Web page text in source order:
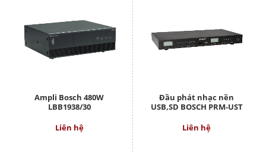
Ampli Bosch 480W
LBB1938/30
Liên hệ
Đầu phát nhạc nền
USB,SD BOSCH PRM-UST
Liên hệ